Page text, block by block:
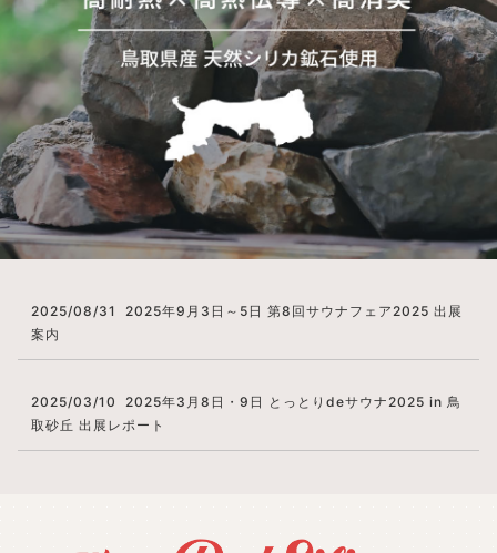
2025/08/31 2025年9月3日～5日 第8回サウナフェア2025 出展
案内
2025/03/10 2025年3月8日・9日 とっとりdeサウナ2025 in 鳥
取砂丘 出展レポート